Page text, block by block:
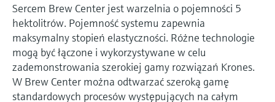
Sercem Brew Center jest warzelnia o pojemności 5
hektolitrów. Pojemność systemu zapewnia
maksymalny stopień elastyczności. Różne technologie
mogą być łączone i wykorzystywane w celu
zademonstrowania szerokiej gamy rozwiązań Krones.
W Brew Center można odtwarzać szeroką gamę
standardowych procesów występujących na całym